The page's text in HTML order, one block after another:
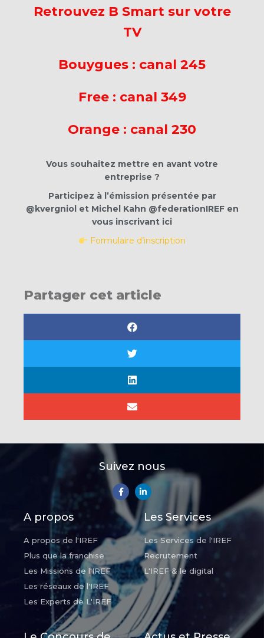
Retrouvez B Smart sur votre
TV
Bouygues : canal 245
Free : canal 349
Orange : canal 230
Vous souhaitez mettre en avant votre
entreprise ?
Participez à l’émission présentée par
@kvergniol et Michel Kahn @federationIREF en
vous inscrivant ici
Formulaire d’inscription
Partager cet article
Suivez nous
A propos
A propos de l'IREF
Plus que la franchise
Les Missions de l'IREF
Les réseaux de l'IREF
Les Experts de L'IREF
Les Services
Les Services de l'IREF
Recrutement
L'IREF & le digital